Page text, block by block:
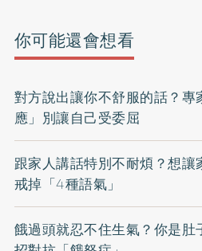
你可能還會想看
對方說出讓你不舒服的話？專
應」別讓自己受委屈
跟家人講話特別不耐煩？想
戒掉「4種語氣」
餓過頭就忍不住生氣？你是